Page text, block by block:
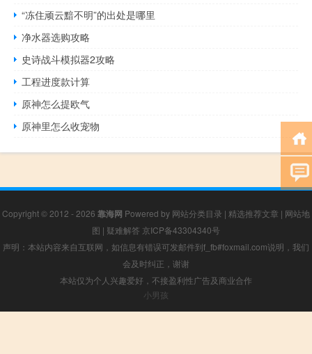
“冻住顽云黯不明”的出处是哪里
净水器选购攻略
史诗战斗模拟器2攻略
工程进度款计算
原神怎么提欧气
原神里怎么收宠物
Copyright © 2012 - 2026 靠海网 Powered by 网站分类目录 | 精选推荐文章 | 网站地
图 | 疑难解答 京ICP备43304340号
声明：本站内容来自互联网，如信息有错误可发邮件到f_fb#foxmail.com说明，我们
会及时纠正，谢谢
本站仅为个人兴趣爱好，不接盈利性广告及商业合作
小男孩